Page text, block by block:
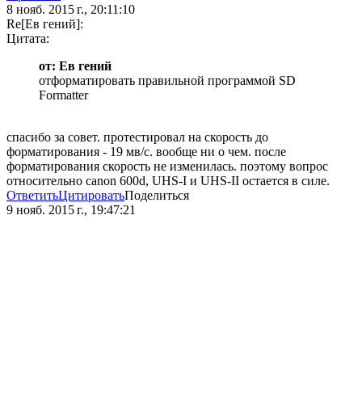
8 нояб. 2015 г., 20:11:10
Re[Ев гений]:
Цитата:
от: Ев гений
отформатировать правильной программой SD
Formatter
спасибо за совет. протестировал на скорость до
форматирования - 19 мв/с. вообще ни о чем. после
форматирования скорость не изменилась. поэтому вопрос
относительно canon 600d, UHS-I и UHS-II остается в силе.
ОтветитьЦитироватьПоделиться
9 нояб. 2015 г., 19:47:21